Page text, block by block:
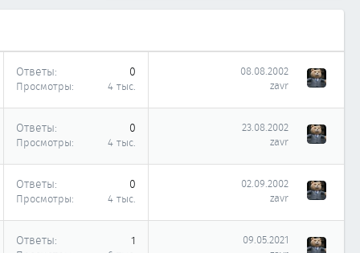
Ответы 0
Просмотры 4 тыс.
08.08.2002
zavr
Ответы 0
Просмотры 4 тыс.
23.08.2002
zavr
Ответы 0
Просмотры 4 тыс.
02.09.2002
zavr
Ответы 1
09.05.2021